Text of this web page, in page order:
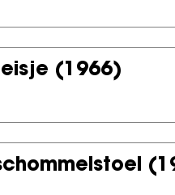
(1966)